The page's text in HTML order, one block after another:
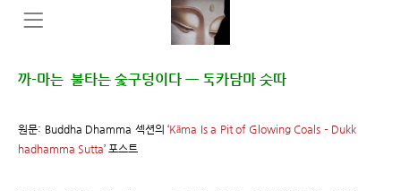
까-마는 불타는 숯구덩이다 ㅡ 둑카담마 숫따
원문: Buddha Dhamma 섹션의 ‘Kāma Is a Pit of Glowing Coals – Dukk
hadhamma Sutta’ 포스트